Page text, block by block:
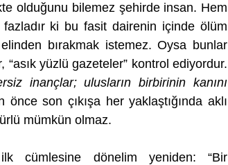
olduğunu bilemez şehirde insan. Hem
fazladır ki bu fasit dairenin içinde ölüm
bırakmak istemez. Oysa bunlar
yüzlü gazeteler” kontrol ediyordur.
inançlar; ulusların birbirinin kanını
son çıkışa her yaklaştığında aklı
mümkün olmaz.
cümlesine dönelim yeniden: “Bir